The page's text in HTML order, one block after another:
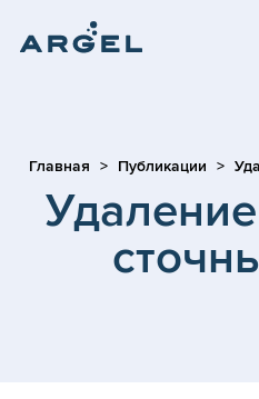
Главная Публикации